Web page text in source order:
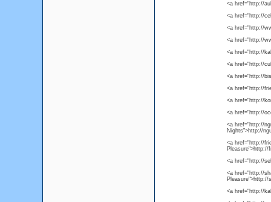
<a href="http://
<a href="http://
<a href="http://
<a href="http://
<a href="http://
<a href="http://
<a href="http://
<a href="http://
<a href="http://
<a href="http://
<a href="http://
Nights">http://
<a href="http://
Pleasure">http://
<a href="http://
<a href="http://
Pleasure">http://
<a href="http://